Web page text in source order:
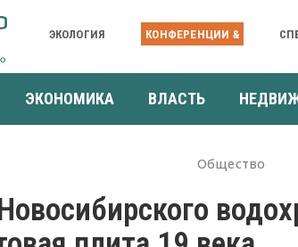
ЭКОЛОГИЯ КОНФЕРЕНЦИИ &
ЭКОНОМИКА ВЛАСТЬ
Общество